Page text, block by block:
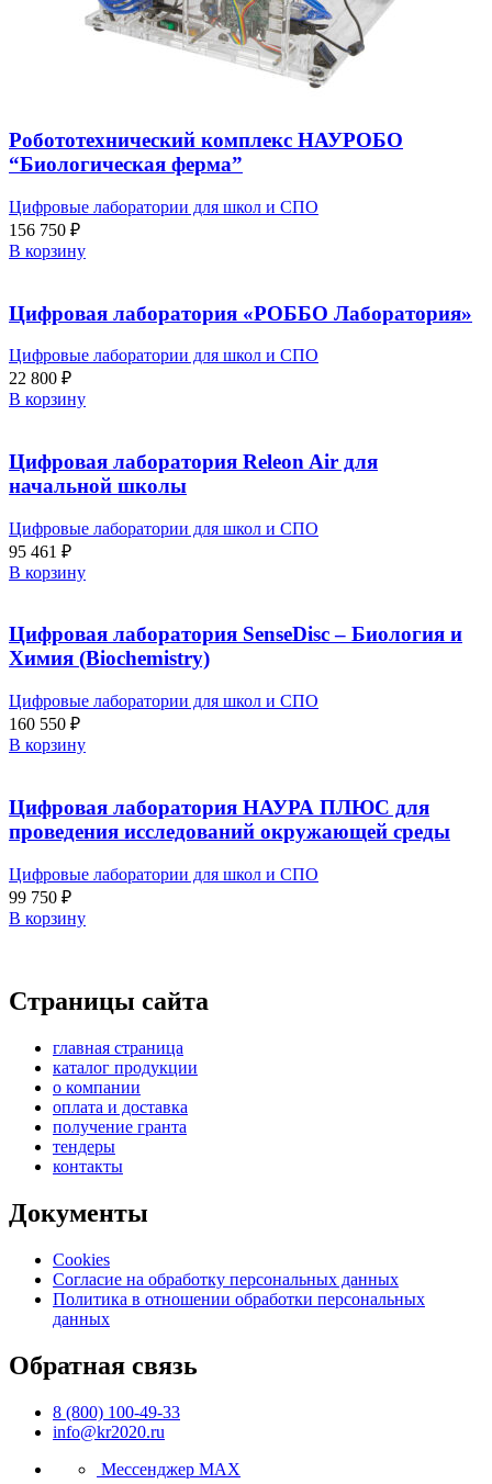
Робототехнический комплекс НАУРОБО
“Биологическая ферма”
Цифровые лаборатории для школ и СПО
156 750 ₽
В корзину
Цифровая лаборатория «РОББО Лаборатория»
Цифровые лаборатории для школ и СПО
22 800 ₽
В корзину
Цифровая лаборатория Releon Air для
начальной школы
Цифровые лаборатории для школ и СПО
95 461 ₽
В корзину
Цифровая лаборатория SenseDisс – Биология и
Химия (Biochemistry)
Цифровые лаборатории для школ и СПО
160 550 ₽
В корзину
Цифровая лаборатория НАУРА ПЛЮС для
проведения исследований окружающей среды
Цифровые лаборатории для школ и СПО
99 750 ₽
В корзину
Страницы сайта
главная страница
каталог продукции
о компании
оплата и доставка
получение гранта
тендеры
контакты
Документы
Cookies
Согласие на обработку персональных данных
Политика в отношении обработки персональных
данных
Обратная связь
8 (800) 100-49-33
info@kr2020.ru
Мессенджер MAX